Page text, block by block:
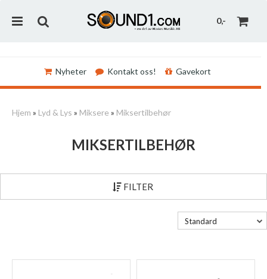
0,-
Nyheter Kontakt oss! Gavekort
Hjem » Lyd & Lys » Miksere » Miksertilbehør
MIKSERTILBEHØR
FILTER
Standard